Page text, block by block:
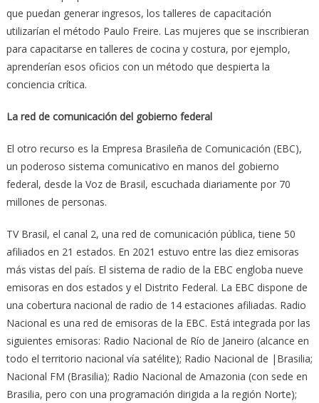
que puedan generar ingresos, los talleres de capacitación
utilizarían el método Paulo Freire. Las mujeres que se inscribieran
para capacitarse en talleres de cocina y costura, por ejemplo,
aprenderían esos oficios con un método que despierta la
conciencia crítica.
La red de comunicación del gobierno federal
El otro recurso es la Empresa Brasileña de Comunicación (EBC),
un poderoso sistema comunicativo en manos del gobierno
federal, desde la Voz de Brasil, escuchada diariamente por 70
millones de personas.
TV Brasil, el canal 2, una red de comunicación pública, tiene 50
afiliados en 21 estados. En 2021 estuvo entre las diez emisoras
más vistas del país. El sistema de radio de la EBC engloba nueve
emisoras en dos estados y el Distrito Federal. La EBC dispone de
una cobertura nacional de radio de 14 estaciones afiliadas. Radio
Nacional es una red de emisoras de la EBC. Está integrada por las
siguientes emisoras: Radio Nacional de Río de Janeiro (alcance en
todo el territorio nacional vía satélite); Radio Nacional de |Brasilia;
Nacional FM (Brasilia); Radio Nacional de Amazonia (con sede en
Brasilia, pero con una programación dirigida a la región Norte);